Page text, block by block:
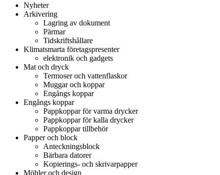
Nyheter
Arkivering
Lagring av dokument
Pärmar
Tidskriftshållare
Klimatsmarta företagspresenter
elektronik och gadgets
Mat och dryck
Termoser och vattenflaskor
Muggar och koppar
Engångs koppar
Engångs koppar
Pappkoppar för varma drycker
Pappkoppar för kalla drycker
Pappkoppar tillbehör
Papper och block
Anteckningsblock
Bärbara datorer
Kopierings- och skrivarpapper
Möbler och design